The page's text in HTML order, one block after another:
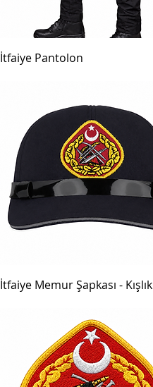
İtfaiye Pantolon
İtfaiye Memur Şapkası - Kışlık